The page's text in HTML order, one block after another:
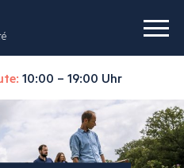
10:00 – 19:00 Uhr